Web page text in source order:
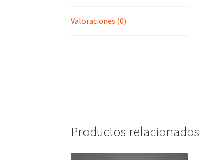
Valoraciones (0)
Productos relacionados